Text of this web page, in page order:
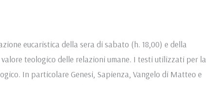
eucaristica della sera di sabato (h. 18,00) e della
valore teologico delle relazioni umane. I testi utilizzati per la
In particolare Genesi, Sapienza, Vangelo di Matteo e